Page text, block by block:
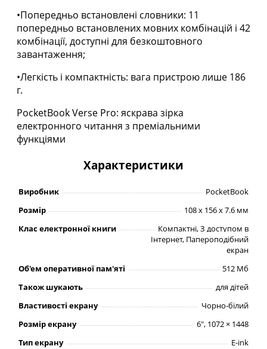
•Попередньо встановлені словники: 11
попередньо встановлених мовних комбінацій і 42
комбінації, доступні для безкоштовного
завантаження;
•Легкість і компактність: вага пристрою лише 186
г.
PocketBook Verse Pro: яскрава зірка
електронного читання з преміальними
функціями
Характеристики
Виробник
PocketBook
Розмір
108 x 156 x 7.6 мм
Клас електронної книги
Компактні, З доступом в
Інтернет, Папероподібний
екран
Об'ем оперативної пам'яті
512 Мб
Також шукають
для дітей
Властивості екрану
Чорно-білий
Розмір екрану
6", 1072 × 1448
Тип екрану
E-ink